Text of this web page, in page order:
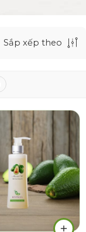
Sắp xếp theo